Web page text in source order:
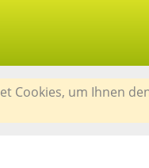
Cookies, um Ihnen